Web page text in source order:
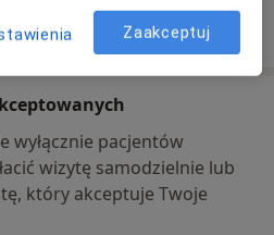
więcej
o adresie
wyłącznie pacjentów
wizytę samodzielnie lub
który akceptuje Twoje
Zaakceptuj